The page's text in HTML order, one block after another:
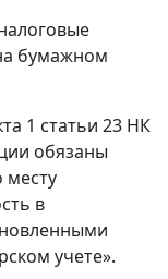
бумажном
1 статьи 23 НК
обязаны
месту
в
учете».